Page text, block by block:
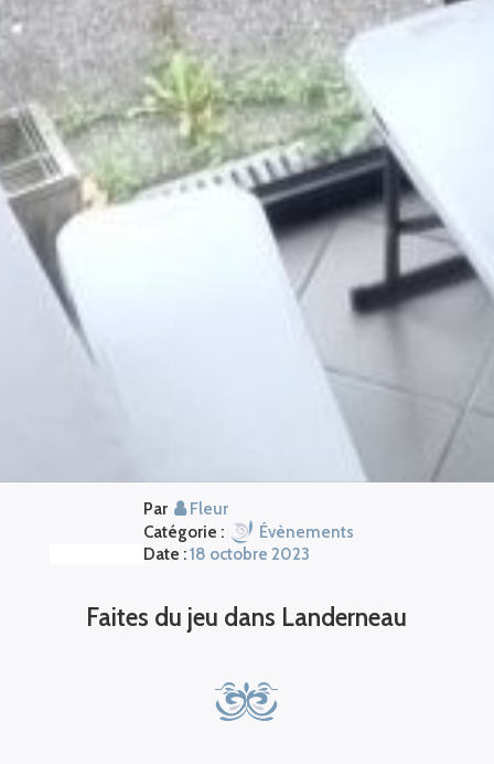
Par
Fleur
Catégorie :
Évènements
Date :18 octobre 2023
Faites du jeu dans Landerneau